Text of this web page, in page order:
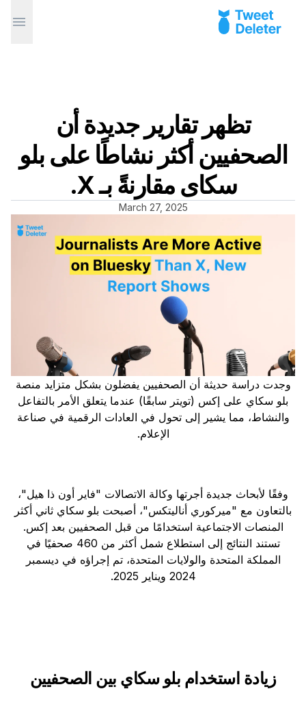
تظهر تقارير جديدة أن
الصحفيين أكثر نشاطًا على بلو
سكاى مقارنةً بـ X.
March 27, 2025
وجدت دراسة حديثة أن الصحفيين يفضلون بشكل متزايد منصة
بلو سكاي على إكس (تويتر سابقًا) عندما يتعلق الأمر بالتفاعل
والنشاط، مما يشير إلى تحول في العادات الرقمية في صناعة
الإعلام.
وفقًا لأبحاث جديدة أجرتها وكالة الاتصالات "فاير أون ذا هيل"،
بالتعاون مع "ميركوري أناليتكس"، أصبحت بلو سكاي ثاني أكثر
المنصات الاجتماعية استخدامًا من قبل الصحفيين بعد إكس.
تستند النتائج إلى استطلاع شمل أكثر من 460 صحفيًا في
المملكة المتحدة والولايات المتحدة، تم إجراؤه في ديسمبر
2024 ويناير 2025.
زيادة استخدام بلو سكاي بين الصحفيين